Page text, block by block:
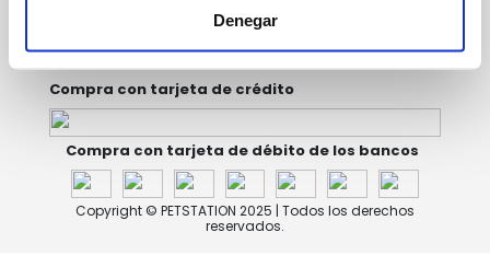
Denegar
Compra con crédito directo
Compra con tarjeta de crédito
Compra con tarjeta de débito de los bancos
Copyright © PETSTATION 2025 | Todos los derechos
reservados.